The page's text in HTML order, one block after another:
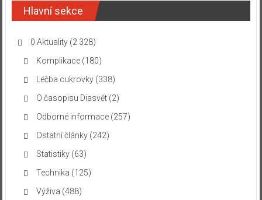
Hlavní sekce
0 Aktuality(2 328)
Komplikace(180)
Léčba cukrovky(338)
O časopisu Diasvět(2)
Odborné informace(257)
Ostatní články(242)
Statistiky(63)
Technika (125)
Výživa (488)